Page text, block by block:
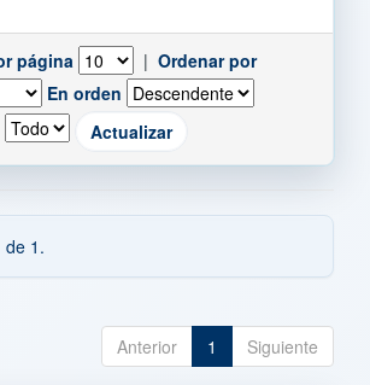
página | Ordenar por
En orden
de 1.
Anterior 1 Siguiente